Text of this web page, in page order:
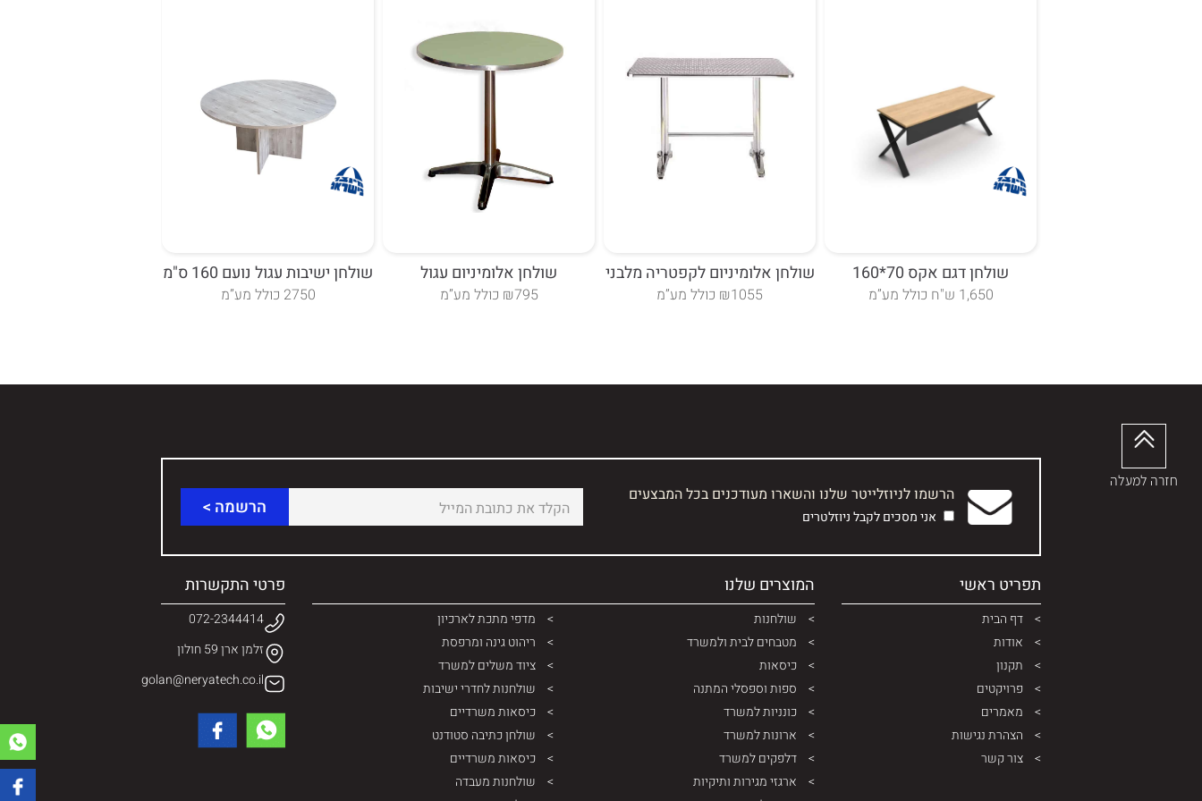
שולחן דגם אקס 70*160
1,650 ש"ח כולל מע”מ
שולחן אלומיניום לקפטריה מלבני
₪1055 כולל מע”מ
שולחן אלומיניום עגול
₪795 כולל מע”מ
שולחן ישיבות עגול נועם 160 ס"מ
2750 כולל מע”מ
חזרה למעלה
הרשמו לניוזלייטר שלנו והשארו מעודכנים בכל המבצעים
אני מסכים לקבל ניוזלטרים
תפריט ראשי
דף הבית
אודות
תקנון
פרויקטים
מאמרים
הצהרת נגישות
צור קשר
המוצרים שלנו
שולחנות
מטבחים לבית ולמשרד
כיסאות
ספות וספסלי המתנה
כונניות למשרד
ארונות למשרד
דלפקים למשרד
ארגזי מגירות ותיקיות
מדפי מתכת לארכיון
ריהוט גינה ומרפסת
ציוד משלים למשרד
שולחנות לחדרי ישיבות
כיסאות משרדיים
שולחן כתיבה סטודנט
כיסאות משרדיים
שולחנות מעבדה
פרטי התקשרות
072-2344414
זלמן ארן 59 חולון
golan@neryatech.co.il